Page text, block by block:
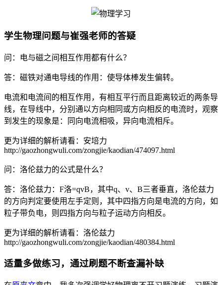
学生物理问题与崔强老师的答疑
问：电与磁之间相互作用都有什么？
答：磁铁对通电导线的作用：使导体棒发生偏转。
电流和电流间的相互作用，有相互平行而且距离较近的两条导
线，在导线中，分别通以方向相同或方向相反的电流时，观察
到发生的现象是：同向电流相吸，异向电流相斥。
更为详细的解析请看：安培力
http://gaozhongwuli.com/zongjie/kaodian/474097.html
问：洛伦兹力的公式是什么？
答：洛伦兹力：F洛=qvB，其中q、v、B三者垂直，洛伦兹力
的方向判定要使用左手定则，其中四指方向是电流的方向，如
粒子带负电，则四指方向与粒子运动方向相反。
更为详细的解析请看：洛伦兹力
http://gaozhongwuli.com/zongjie/kaodian/480384.html
适量多做练习，通过刷题不断查漏补缺